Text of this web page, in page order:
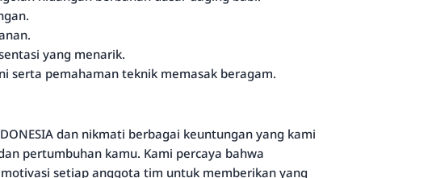
yang menarik.
serta pemahaman teknik memasak beragam.
dan nikmati berbagai keuntungan yang kami
pertumbuhan kamu. Kami percaya bahwa
setiap anggota tim untuk memberikan yang